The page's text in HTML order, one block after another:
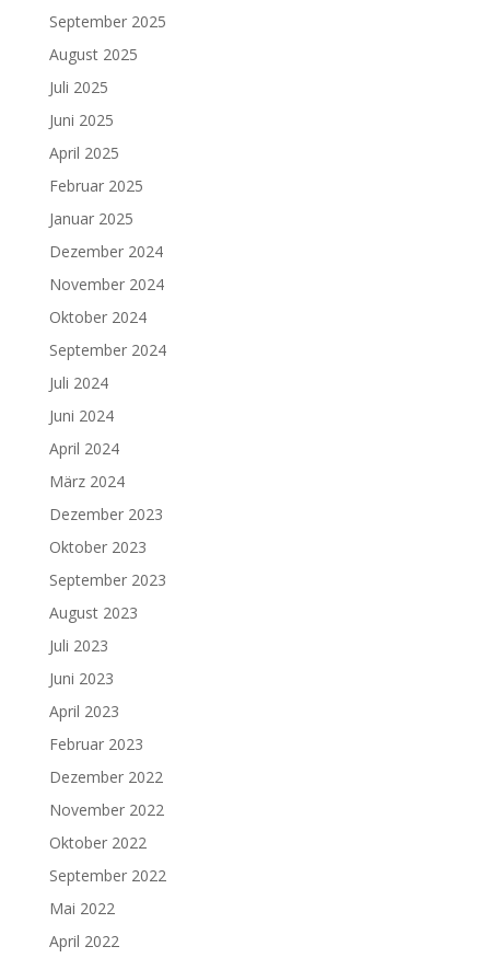
September 2025
August 2025
Juli 2025
Juni 2025
April 2025
Februar 2025
Januar 2025
Dezember 2024
November 2024
Oktober 2024
September 2024
Juli 2024
Juni 2024
April 2024
März 2024
Dezember 2023
Oktober 2023
September 2023
August 2023
Juli 2023
Juni 2023
April 2023
Februar 2023
Dezember 2022
November 2022
Oktober 2022
September 2022
Mai 2022
April 2022